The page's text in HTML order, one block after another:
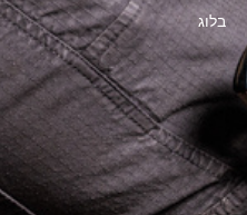
בלוג